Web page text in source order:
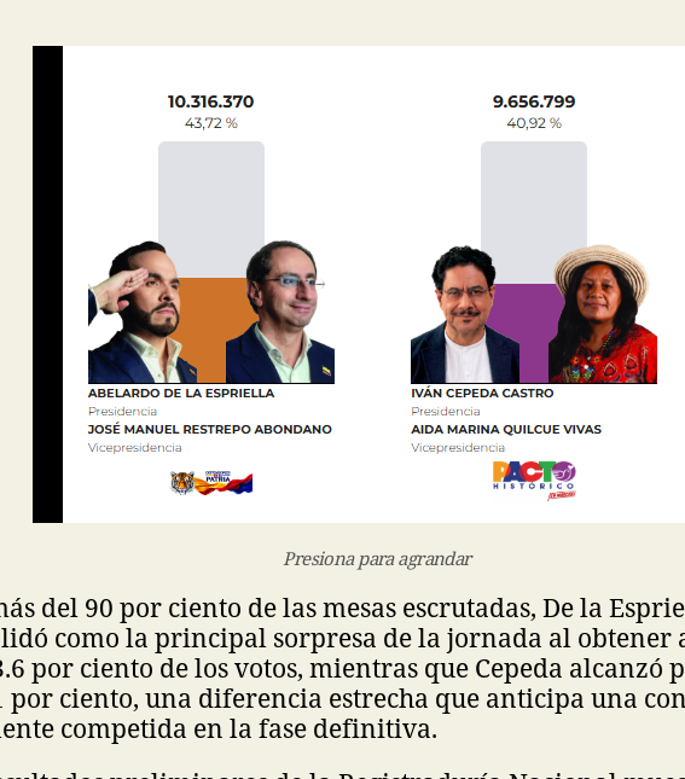
Presiona para agrandar
del 90 por ciento de las mesas escrutadas, De la
como la principal sorpresa de la jornada al obtener
por ciento de los votos, mientras que Cepeda alcanzó
por ciento, una diferencia estrecha que anticipa una
competida en la fase definitiva.